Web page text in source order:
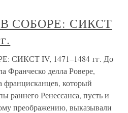
СОБОРЕ: СИКСТ
СИКСТ IV, 1471–1484 гг. До
Франческо делла Ровере,
францисканцев, который
раннего Ренессанса, пусть и
преображению, выказывали